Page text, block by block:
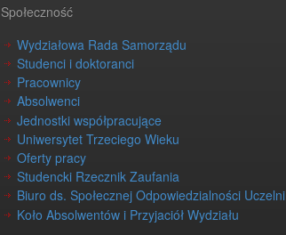
Społeczność
Wydziałowa Rada Samorządu
Studenci i doktoranci
Pracownicy
Absolwenci
Jednostki współpracujące
Uniwersytet Trzeciego Wieku
Oferty pracy
Studencki Rzecznik Zaufania
Biuro ds. Społecznej Odpowiedzialności Uczelni
Koło Absolwentów i Przyjaciół Wydziału